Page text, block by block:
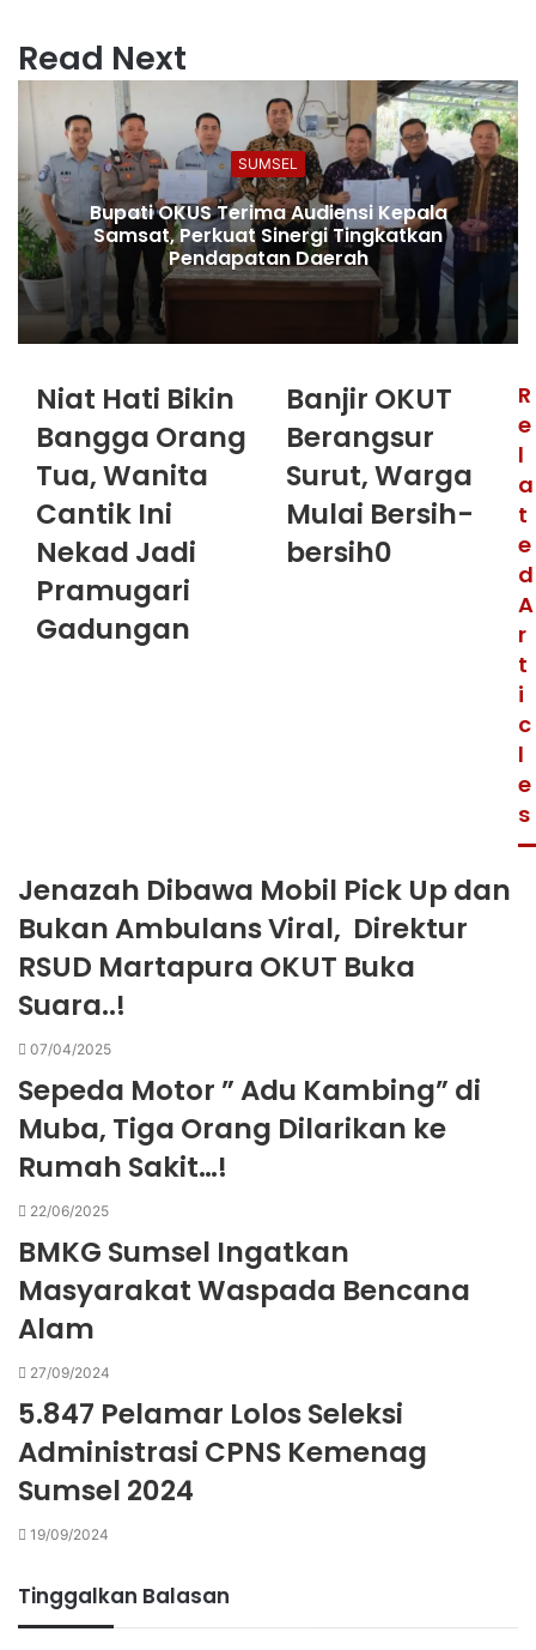
Read Next
SUMSEL
Bupati OKUS Terima Audiensi Kepala
Samsat, Perkuat Sinergi Tingkatkan
Pendapatan Daerah
Niat Hati Bikin
Bangga Orang
Tua, Wanita
Cantik Ini
Nekad Jadi
Pramugari
Gadungan
Banjir OKUT
Berangsur
Surut, Warga
Mulai Bersih-
bersih0
R
e
l
a
t
e
d
A
r
t
i
c
l
e
s
Jenazah Dibawa Mobil Pick Up dan
Bukan Ambulans Viral, Direktur
RSUD Martapura OKUT Buka
Suara..!
07/04/2025
Sepeda Motor ” Adu Kambing” di
Muba, Tiga Orang Dilarikan ke
Rumah Sakit…!
22/06/2025
BMKG Sumsel Ingatkan
Masyarakat Waspada Bencana
Alam
27/09/2024
5.847 Pelamar Lolos Seleksi
Administrasi CPNS Kemenag
Sumsel 2024
19/09/2024
Tinggalkan Balasan